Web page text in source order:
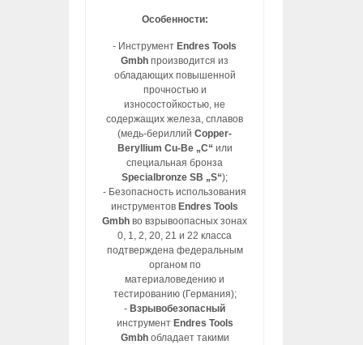
Особенности:
- Инструмент Endres Tools
Gmbh производится из
обладающих повышенной
прочностью и
износостойкостью, не
содержащих железа, сплавов
(медь-бериллийCopper-
Beryllium Cu-Be „C“ или
специальная бронза
Specialbronze SB „S“);
- Безопасность использования
инструментов Endres Tools
Gmbh во взрывоопасных зонах
0, 1, 2, 20, 21 и 22 класса
подтверждена федеральным
органом по
материаловедению и
тестированию (Германия);
- Взрывобезопасный
инструмент Endres Tools
Gmbhобладает такими